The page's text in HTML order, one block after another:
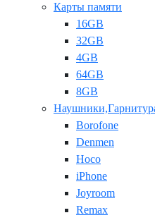
Карты памяти
16GB
32GB
4GB
64GB
8GB
Borofone
Denmen
Hoco
iPhone
Joyroom
Remax